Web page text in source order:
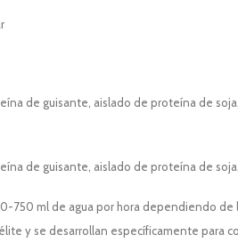
de guisante, aislado de proteína de
de guisante, aislado de proteína de
750 ml de agua por hora dependiendo
y se desarrollan específicamente para